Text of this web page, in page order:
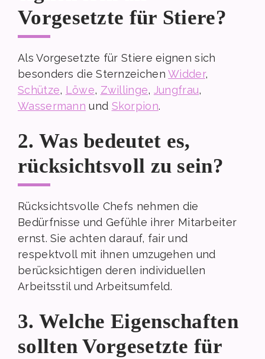
Vorgesetzte für Stiere?
Als Vorgesetzte für Stiere eignen sich
besonders die SternzeichenWidder,
Schütze, Löwe, Zwillinge, Jungfrau,
Wassermann und Skorpion.
2. Was bedeutet es,
rücksichtsvoll zu sein?
Rücksichtsvolle Chefs nehmen die
Bedürfnisse und Gefühle ihrer Mitarbeiter
ernst. Sie achten darauf, fair und
respektvoll mit ihnen umzugehen und
berücksichtigen deren individuellen
Arbeitsstil und Arbeitsumfeld.
3. Welche Eigenschaften
sollten Vorgesetzte für